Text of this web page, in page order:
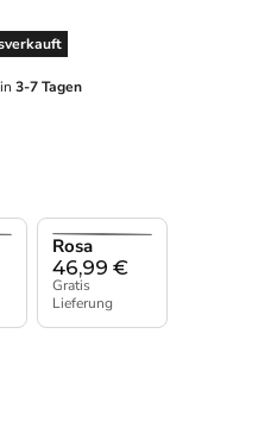
3-7 Tagen
46,99 €
Rosa
Gratis
Lieferung